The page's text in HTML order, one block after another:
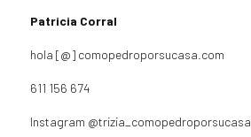
Patricia Corral
hola [@] comopedroporsucasa.com
611 156 674
Instagram @trizia_comopedroporsucasa